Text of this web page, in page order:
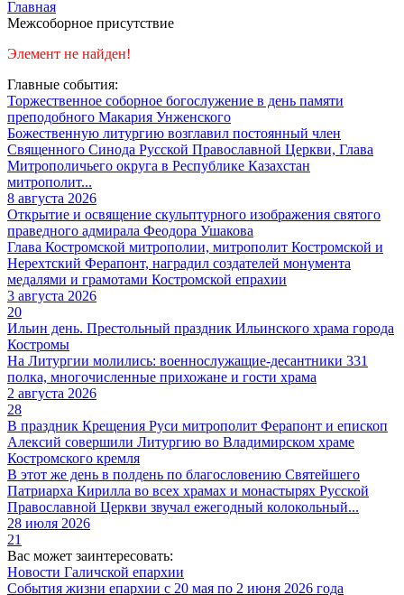
Главная
Межсоборное присутствие
Элемент не найден!
Главные события:
Торжественное соборное богослужение в день памяти
преподобного Макария Унженского
Божественную литургию возглавил постоянный член
Священного Синода Русской Православной Церкви, Глава
Митрополичьего округа в Республике Казахстан
митрополит...
8 августа 2026
Открытие и освящение скульптурного изображения святого
праведного адмирала Феодора Ушакова
Глава Костромской митрополии, митрополит Костромской и
Нерехтский Ферапонт, наградил создателей монумента
медалями и грамотами Костромской епрахии
3 августа 2026
20
Ильин день. Престольный праздник Ильинского храма города
Костромы
На Литургии молились: военнослужащие-десантники 331
полка, многочисленные прихожане и гости храма
2 августа 2026
28
В праздник Крещения Руси митрополит Ферапонт и епископ
Алексий совершили Литургию во Владимирском храме
Костромского кремля
В этот же день в полдень по благословению Святейшего
Патриарха Кирилла во всех храмах и монастырях Русской
Православной Церкви звучал ежегодный колокольный...
28 июля 2026
21
Вас может заинтересовать:
Новости Галичской епархии
События жизни епархии с 20 мая по 2 июня 2026 года